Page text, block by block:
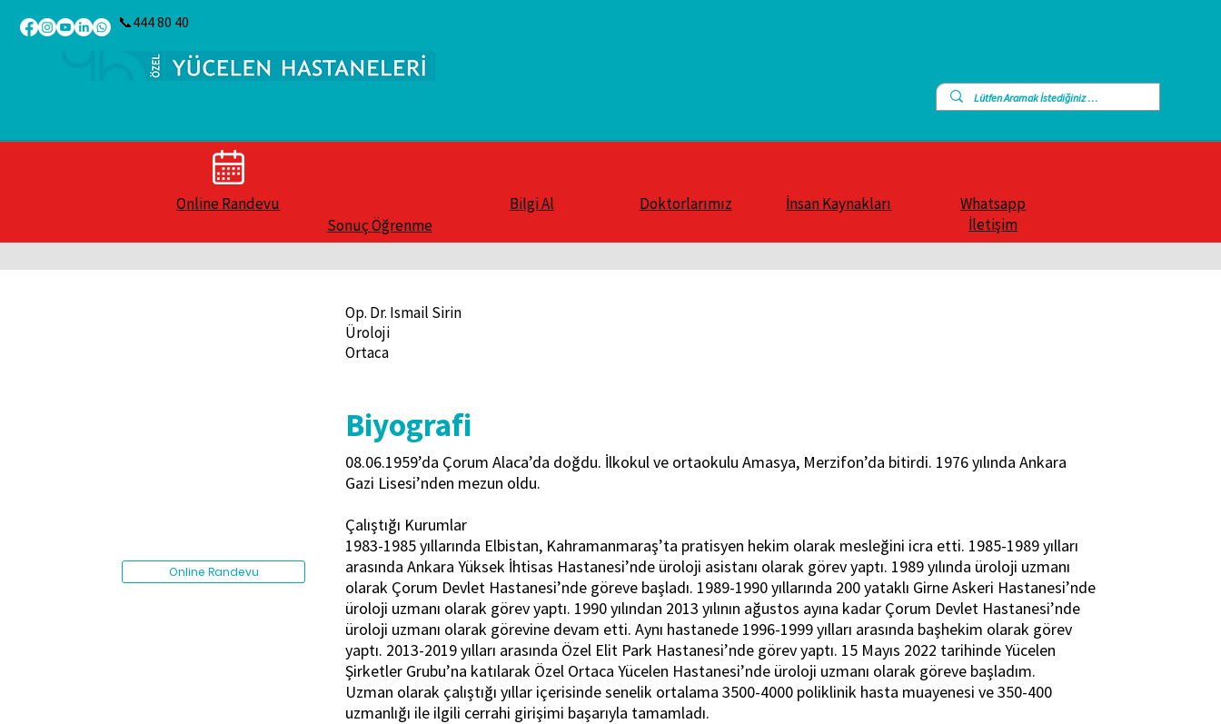
📞444 80 40
Online Randevu
Sonuç Öğrenme
Bilgi Al Doktorlarımız İnsan Kaynakları
Whatsapp
İletişim
Op. Dr. Ismail Sirin
Üroloji
Ortaca
Biyografi
08.06.1959’da Çorum Alaca’da doğdu. İlkokul ve ortaokulu Amasya, Merzifon’da bitirdi. 1976 yılında Ankara
Gazi Lisesi’nden mezun oldu.
Çalıştığı Kurumlar
1983-1985 yıllarında Elbistan, Kahramanmaraş’ta pratisyen hekim olarak mesleğini icra etti. 1985-1989 yılları
arasında Ankara Yüksek İhtisas Hastanesi’nde üroloji asistanı olarak görev yaptı. 1989 yılında üroloji uzmanı
olarak Çorum Devlet Hastanesi’nde göreve başladı. 1989-1990 yıllarında 200 yataklı Girne Askeri Hastanesi’nde
üroloji uzmanı olarak görev yaptı. 1990 yılından 2013 yılının ağustos ayına kadar Çorum Devlet Hastanesi’nde
üroloji uzmanı olarak görevine devam etti. Aynı hastanede 1996-1999 yılları arasında başhekim olarak görev
yaptı. 2013-2019 yılları arasında Özel Elit Park Hastanesi’nde görev yaptı. 15 Mayıs 2022 tarihinde Yücelen
Şirketler Grubu’na katılarak Özel Ortaca Yücelen Hastanesi’nde üroloji uzmanı olarak göreve başladım.
Uzman olarak çalıştığı yıllar içerisinde senelik ortalama 3500-4000 poliklinik hasta muayenesi ve 350-400
uzmanlığı ile ilgili cerrahi girişimi başarıyla tamamladı.
Online Randevu